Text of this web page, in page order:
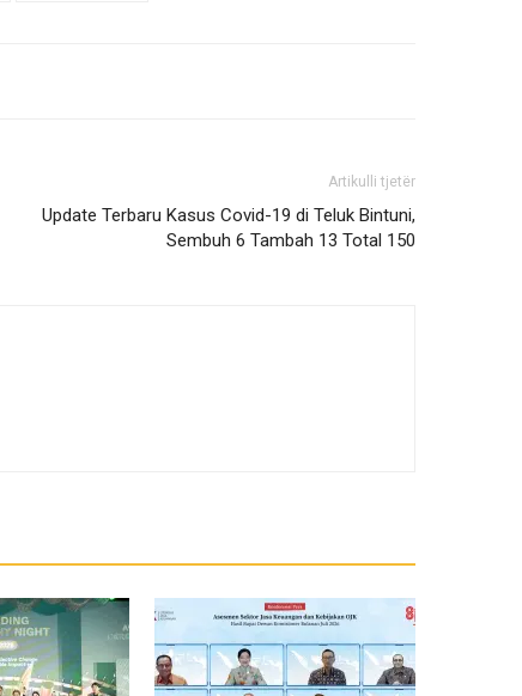
Artikulli tjetër
Update Terbaru Kasus Covid-19 di Teluk Bintuni,
Sembuh 6 Tambah 13 Total 150